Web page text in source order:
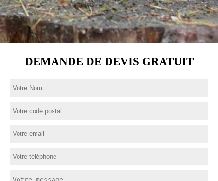
DEMANDE DE DEVIS GRATUIT